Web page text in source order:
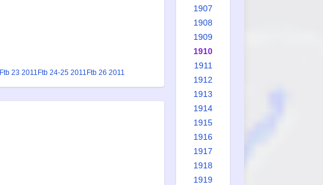
Ftb 23 2011 Ftb 24-25 2011 Ftb 26 2011
1907
1908
1909
1910
1911
1912
1913
1914
1915
1916
1917
1918
1919